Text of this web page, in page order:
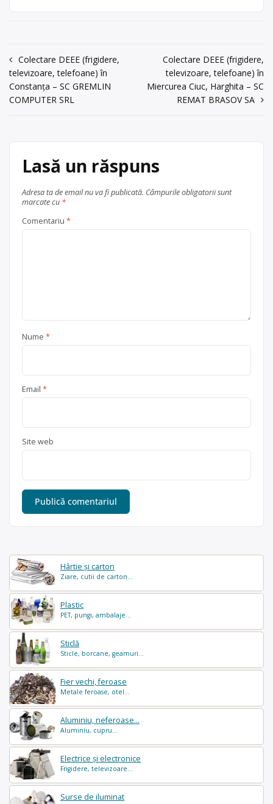
Hârtie și carton
Ziare, cutii de carton...
Plastic
PET, pungi, ambalaje...
Sticlă
Sticle, borcane, geamuri...
Fier vechi, feroase
Metale feroase, otel...
Aluminiu, neferoase...
Aluminiu, cupru...
Electrice și electronice
Frigidere, televizoare...
Surse de iluminat
județul Dambovița
Centru de colectareulei uzat
județul Dambovița
Târgoviște
acum 6 ani
0735234847
Navigare
în
articole
Colectare DEEE (frigidere,
televizoare, telefoane) în
Constanța – SC GREMLIN
COMPUTER SRL
Colectare DEEE (frigidere,
televizoare, telefoane) în
Miercurea Ciuc, Harghita – SC
REMAT BRASOV SA
Lasă un răspuns
Adresa ta de email nu va fi publicată. Câmpurile obligatorii sunt
marcate cu *
Comentariu *
Nume *
Email *
Site web